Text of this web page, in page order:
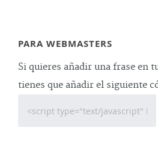
PARA WEBMASTERS
Si quieres añadir una frase en
tienes que añadir el siguiente